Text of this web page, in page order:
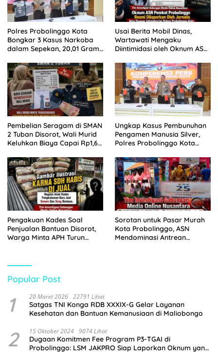
Polres Probolinggo Kota
Bongkar 3 Kasus Narkoba
dalam Sepekan, 20,01 Gram
Usai Berita Mobil Dinas,
Wartawati Mengaku
Diintimidasi oleh Oknum ASN
Tempuh Jalur Hukum
Pembelian Seragam di SMAN
2 Tuban Disorot, Wali Murid
Keluhkan Biaya Capai Rp1,6
Ungkap Kasus Pembunuhan
Pengamen Manusia Silver,
Polres Probolinggo Kota
Pengakuan Kades Soal
Penjualan Bantuan Disorot,
Warga Minta APH Turun
Sorotan untuk Pasar Murah
Kota Probolinggo, ASN
Mendominasi Antrean
Popular Post
1 20 Maret 2026 22791 Lihat
Satgas TNI Konga RDB XXXIX-G Gelar Layanan
Kesehatan dan Bantuan Kemanusiaan di Maliobongo
2 15 Oktober 2024 9074 Lihat
Dugaan Komitmen Fee Program P3-TGAI di
Probolinggo: LSM JAKPRO Siap Laporkan Oknum yang